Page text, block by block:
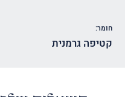
חומר:
קטיפה גרמנית